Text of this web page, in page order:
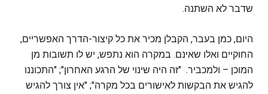
שדבר לא השתנה.
היום, כמן בעבר, הקבלן מכיר את כל קיצור-הדרך האפשריים,
החוקיים ואלו שאינם. במקרה הוא נתפש, יש לו תשובות מן
המוכן – ולמכביר. "זה היה שינוי של הרגע האחרון"; "התכוננו
להגיש את הבקשות לאישורים בכל מקרה"; "אין צורך להגיש